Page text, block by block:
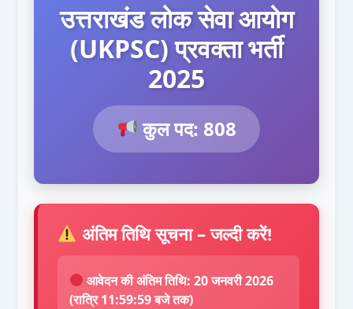
उत्तराखंड लोक सेवा आयोग
(UKPSC) प्रवक्ता भर्ती
2025
कुल पद: 808
अंतिम तिथि सूचना – जल्दी करें!
आवेदन की अंतिम तिथि:20 जनवरी 2026
(रात्रि 11:59:59 बजे तक)